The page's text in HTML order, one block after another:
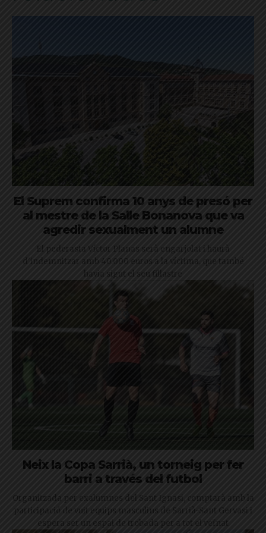
El Suprem confirma 10 anys de presó per
al mestre de la Salle Bonanova que va
agredir sexualment un alumne
El pederasta Víctor Planas serà engarjolat i haurà
d'indemnitzar amb 40.000 euros a la víctima, que també
havia sigut el seu fillastre
Neix la Copa Sarrià, un torneig per fer
barri a través del futbol
Organitzada per exalumnes del Sant Ignasi, comptarà amb la
participació de vuit equips masculins de Sarrià-Sant Gervasi i
espera ser un espai de trobada per a tot el veïnat